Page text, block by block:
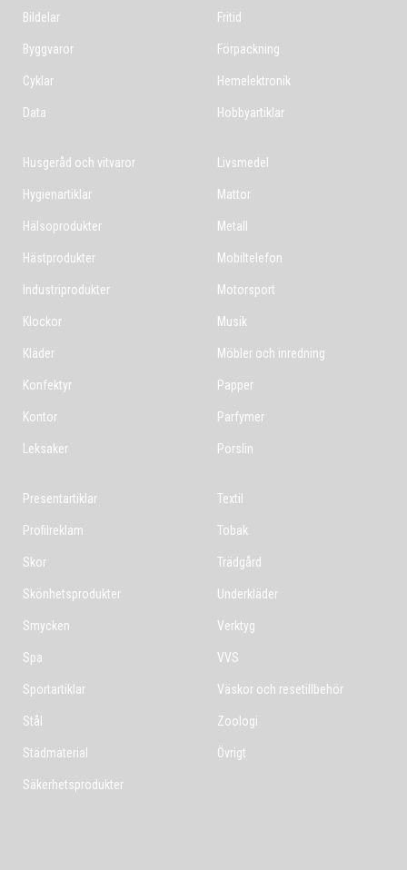
Bildelar
Byggvaror
Cyklar
Data
Fritid
Förpackning
Hemelektronik
Hobbyartiklar
Husgeråd och vitvaror
Hygienartiklar
Hälsoprodukter
Hästprodukter
Industriprodukter
Klockor
Kläder
Konfektyr
Kontor
Leksaker
Livsmedel
Mattor
Metall
Mobiltelefon
Motorsport
Musik
Möbler och inredning
Papper
Parfymer
Porslin
Presentartiklar
Profilreklam
Skor
Skönhetsprodukter
Smycken
Spa
Sportartiklar
Stål
Städmaterial
Säkerhetsprodukter
Textil
Tobak
Trädgård
Underkläder
Verktyg
VVS
Väskor och resetillbehör
Zoologi
Övrigt